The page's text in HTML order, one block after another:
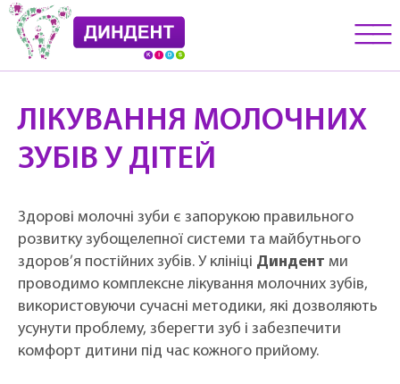
__
__
ЛІКУВАННЯ МОЛОЧНИХ
ЗУБІВ У ДІТЕЙ
Здорові молочні зуби є запорукою правильного
розвитку зубощелепної системи та майбутнього
здоров’я постійних зубів. У клініці Диндент ми
проводимо комплексне лікування молочних зубів,
використовуючи сучасні методики, які дозволяють
усунути проблему, зберегти зуб і забезпечити
комфорт дитини під час кожного прийому.